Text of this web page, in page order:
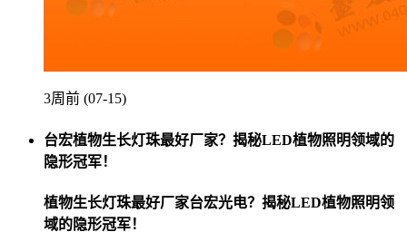
3周前 (07-15)
台宏植物生长灯珠最好厂家？揭秘LED植物照明领域的
隐形冠军！
植物生长灯珠最好厂家台宏光电？揭秘LED植物照明领
域的隐形冠军！